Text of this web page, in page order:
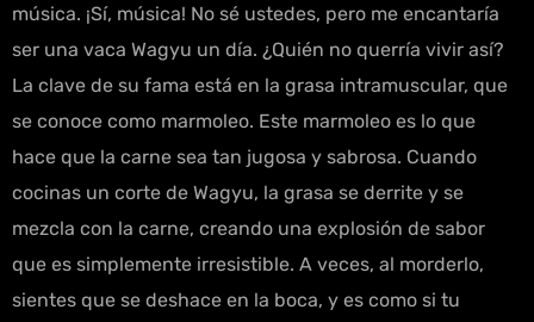
música. ¡Sí, música! No sé ustedes, pero me encantaría
ser una vaca Wagyu un día. ¿Quién no querría vivir así?
La clave de su fama está en la grasa intramuscular, que
se conoce como marmoleo. Este marmoleo es lo que
hace que la carne sea tan jugosa y sabrosa. Cuando
cocinas un corte de Wagyu, la grasa se derrite y se
mezcla con la carne, creando una explosión de sabor
que es simplemente irresistible. A veces, al morderlo,
sientes que se deshace en la boca, y es como si tu